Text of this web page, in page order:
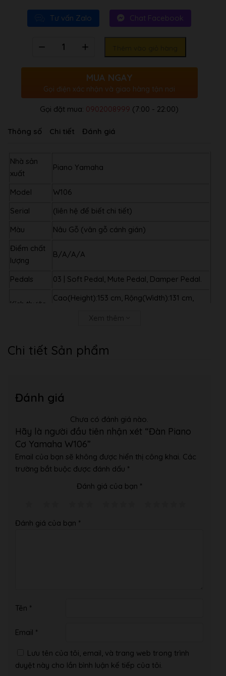
Tư vấn Zalo Chat Facebook
MUA NGAY
Gọi điện xác nhận và giao hàng tận nơi
Gọi đặt mua: 0902008999 (7:00 - 22:00)
Thông số Chi tiết Đánh giá
Nhà sản
xuất
Piano Yamaha
Model
W106
Serial
(liên hệ để biết chi tiết)
Màu
Nâu Gỗ (vân gỗ cánh gián)
Điểm chất
lượng
B/A/A/A
Pedals 03 | Soft Pedal, Mute Pedal, Damper Pedal.
Kích thước
Cao(Height):153 cm, Rộng(Width):131 cm,
Bảo hành 05 Năm
Chi tiết Sản phẩm
Đánh giá
Chưa có đánh giá nào.
Hãy là người đầu tiên nhận xét “Đàn Piano
Cơ Yamaha W106”
Email của bạn sẽ không được hiển thị công khai. Các
trường bắt buộc được đánh dấu *
Đánh giá của bạn *
Đánh giá của bạn *
Tên *
Email *
Lưu tên của tôi, email, và trang web trong trình
duyệt này cho lần bình luận kế tiếp của tôi.